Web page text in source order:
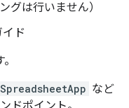
グは行いません）
ド
SpreadsheetApp など